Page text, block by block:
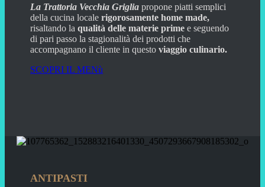
La Trattoria Vecchia Griglia propone piatti semplici
della cucina localerigorosamente home made,
risaltando laqualità delle materie prime e seguendo
di pari passo la stagionalità dei prodotti che
accompagnano il cliente in questoviaggio culinario.
SCOPRI IL MENù
ANTIPASTI